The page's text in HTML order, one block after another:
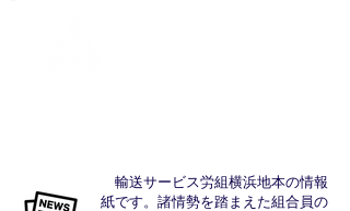
輸送サービス労組横浜地本の情報
紙です。諸情勢を踏まえた組合員の